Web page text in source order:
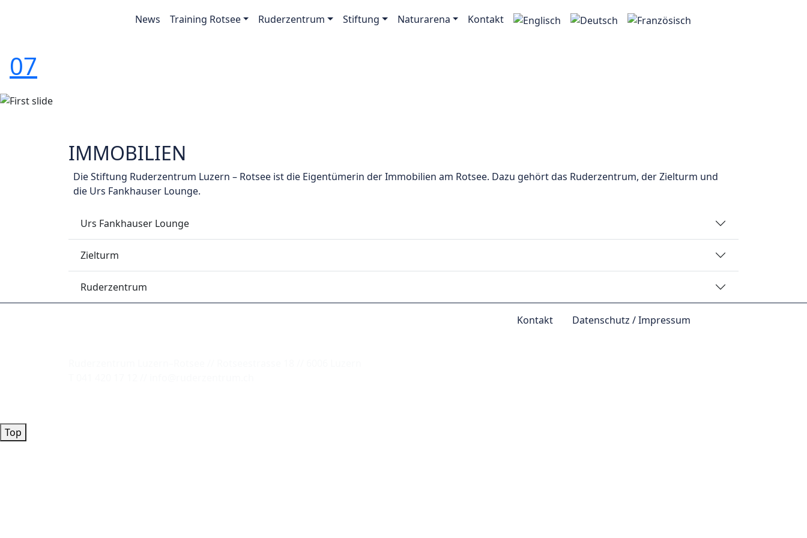
News Training Rotsee Ruderzentrum Stiftung Naturarena Kontakt
07
IMMOBILIEN
Die Stiftung Ruderzentrum Luzern – Rotsee ist die Eigentümerin der Immobilien am Rotsee. Dazu gehört das Ruderzentrum, der Zielturm und
die Urs Fankhauser Lounge.
Urs Fankhauser Lounge
Zielturm
Ruderzentrum
Kontakt Datenschutz / Impressum
Top